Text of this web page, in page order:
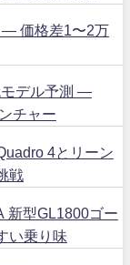
― 価格差1〜2万
モデル予測 ―
チャー
4とリーン
戦
新型GL1800ゴー
い乗り味